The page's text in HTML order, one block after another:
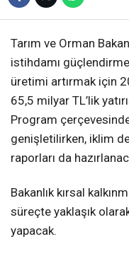
Tarım ve Orman
istihdamı
üretimi artırmak için
65,5 milyar TL’lik
Program
genişletilirken, iklim
raporları da
Bakanlık kırsal
süreçte yaklaşık
yapacak.